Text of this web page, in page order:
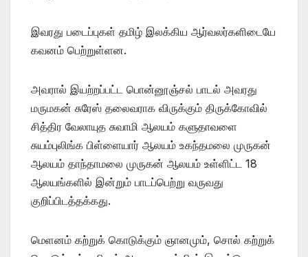
இவரது படைப்புகள் தமிழ் இலக்கிய ஆர்வலர்களிடையே
கவனம் பெற்றுள்ளன.
அவரால் இயற்றப்பட்ட பொன்னூஞ்சல் பாடல் அவரது
மருமகன் சுரேஸ் தலைவராக விருக்கும் திருக்கோவில்
சித்திர வேலாயுத சுவாமி ஆலயம் களுதாவளை
சுயம்புலிங்க பிள்ளையார் ஆலயம் உகந்தமலை முருகன்
ஆலயம் தாந்தாமலை முருகன் ஆலயம் உள்ளிட்ட 18
ஆலயங்களில் இன்றும் பாடப்பெற்று வருவது
குறிப்பிடத்தக்கது.
மெளனம் கற்றுக் கொடுக்கும் ஞானமும், சொல் கற்றுக்